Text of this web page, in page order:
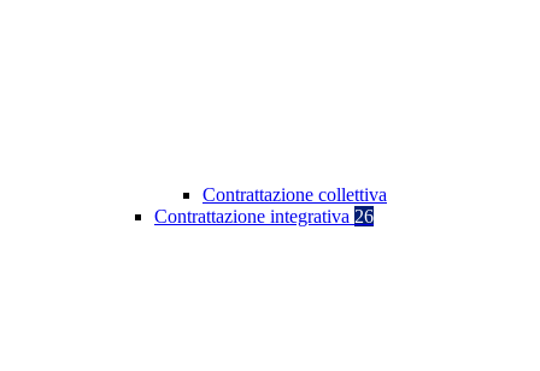
Contrattazione collettiva
Contrattazione integrativa 26